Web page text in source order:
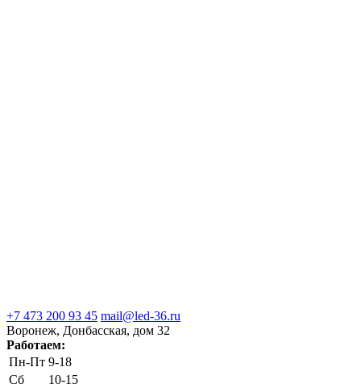
+7 473 200 93 45 mail@led-36.ru
Воронеж, Донбасская, дом 32
Работаем:
Пн-Пт 9-18
Сб
10-15